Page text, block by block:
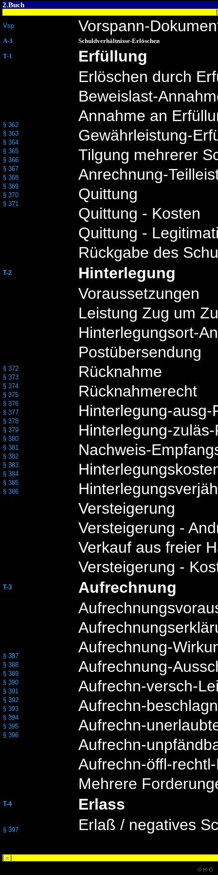
2.Buch
Vsp Vorspann-
A-3 Schuldverhältnisse-Erlöschen
T-1 Erfüllung
§ 362
§ 363
§ 364
§ 365
§ 366
§ 367
§ 368
§ 369
§ 370
§ 371
Erlöschen durch
Beweislast-
Annahme an
Gewährleistung-
Tilgung mehrerer
Anrechnung-
Quittung
Quittung - Kosten
Quittung -
Rückgabe des
T-2 Hinterlegung
§ 372
§ 373
§ 374
§ 375
§ 376
§ 377
§ 378
§ 379
§ 380
§ 381
§ 382
§ 383
§ 384
§ 385
§ 386
Voraussetzungen
Leistung Zug um
Hinterlegungsort-
Postübersendung
Rücknahme
Rücknahmerecht
Hinterlegung-ausg-
Hinterlegung-
Nachweis-
Versteigerung
Versteigerung -
Verkauf aus freier
Versteigerung -
T-3 Aufrechnung
§ 387
§ 388
§ 389
§ 390
§ 391
§ 392
§ 393
§ 394
§ 395
§ 396
Aufrechnung-
Aufrechnung-
Aufrechn-versch-
Aufrechn-
Aufrechn-
Aufrechn-
Aufrechn-öffl-
Mehrere
T-4 Erlass
§ 397 Erlaß / negatives
[« ]
© H-G